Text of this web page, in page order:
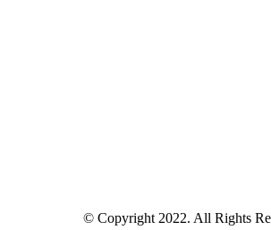
© Copyright 2022. All Rights